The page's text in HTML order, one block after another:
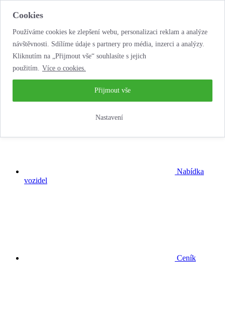
Cookies
Používáme cookies ke zlepšení webu, personalizaci reklam a analýze
návštěvnosti. Sdílíme údaje s partnery pro média, inzerci a analýzy.
Kliknutím na „Přijmout vše“ souhlasíte s jejich
použitím. Více o cookies.
Nastavení
Přijmout vše
Nabídka
vozidel
Ceník